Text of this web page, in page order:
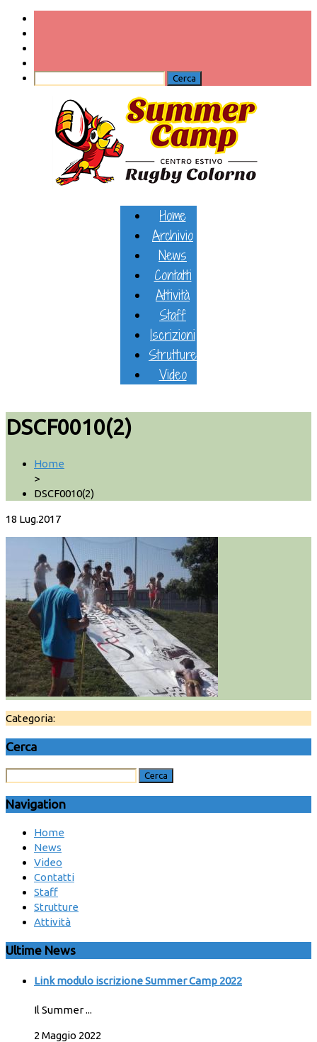
Home
Archivio
News
Contatti
Attività
Staff
Iscrizioni
Strutture
Video
DSCF0010(2)
Home
>
DSCF0010(2)
18 Lug.2017
Categoria:
Cerca
Navigation
Home
News
Video
Contatti
Staff
Strutture
Attività
Ultime News
Link modulo iscrizione Summer Camp 2022
Il Summer ...
2 Maggio 2022